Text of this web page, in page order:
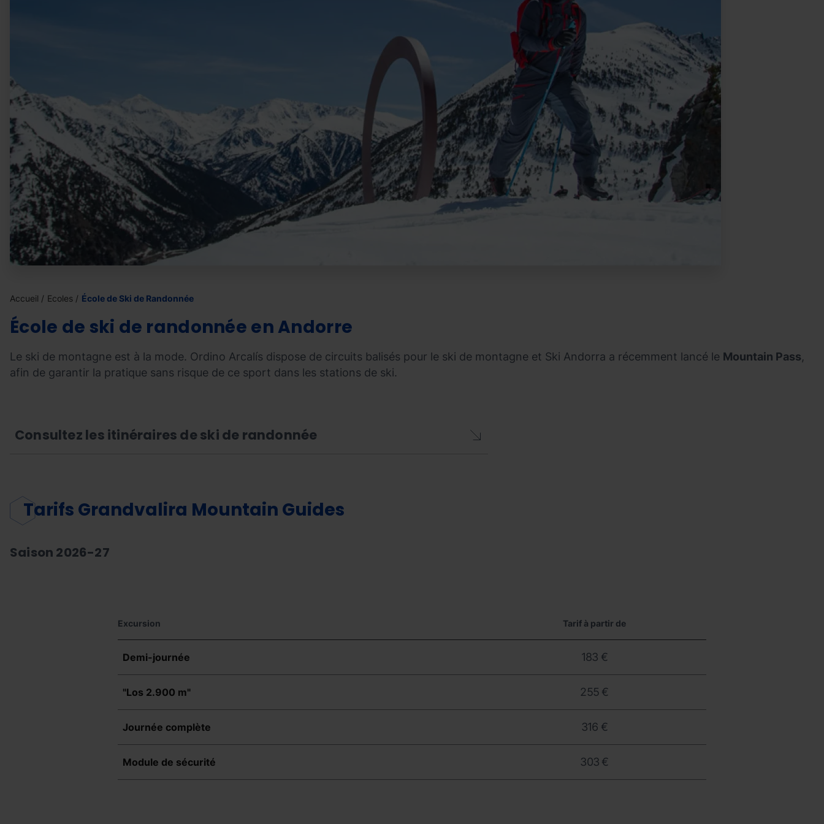
Accueil Ecoles École de Ski de Randonnée
École de ski de randonnée en Andorre
Le ski de montagne est à la mode. Ordino Arcalís dispose de circuits balisés pour le ski de montagne et Ski Andorra a récemment lancé le Mountain Pass,
afin de garantir la pratique sans risque de ce sport dans les stations de ski.
Consultez les itinéraires de ski de randonnée
Tarifs Grandvalira Mountain Guides
Saison 2026-27
Excursion Tarif à partir de
Demi-journée 183 €
"Los 2.900 m" 255 €
Journée complète 316 €
Module de sécurité 303 €